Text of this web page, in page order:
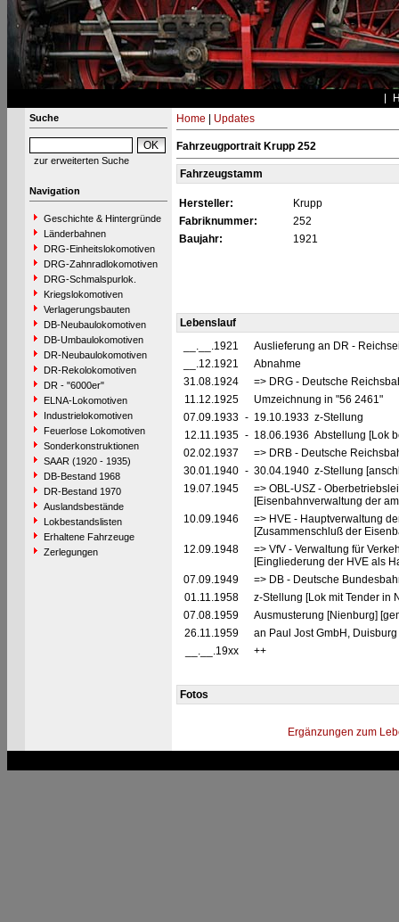
Suche
zur erweiterten Suche
Navigation
Geschichte & Hintergründe
Länderbahnen
DRG-Einheitslokomotiven
DRG-Zahnradlokomotiven
DRG-Schmalspurlok.
Kriegslokomotiven
Verlagerungsbauten
DB-Neubaulokomotiven
DB-Umbaulokomotiven
DR-Neubaulokomotiven
DR-Rekolokomotiven
DR - "6000er"
ELNA-Lokomotiven
Industrielokomotiven
Feuerlose Lokomotiven
Sonderkonstruktionen
SAAR (1920 - 1935)
DB-Bestand 1968
DR-Bestand 1970
Auslandsbestände
Lokbestandslisten
Erhaltene Fahrzeuge
Zerlegungen
Home Updates
Fahrzeugportrait Krupp 252
Fahrzeugstamm
Hersteller:
Krupp
Fabriknummer:
252
Baujahr:
1921
Lebenslauf
__.__.1921
Auslieferung an DR -
__.12.1921
Abnahme
31.08.1924
=> DRG - Deutsche
11.12.1925
Umzeichnung in "56 2461"
07.09.1933 - 19.10.1933 z-Stellung
12.11.1935 - 18.06.1936 Abstellung [Lok
02.02.1937
=> DRB - Deutsche
30.01.1940 - 30.04.1940 z-Stellung
19.07.1945
=> OBL-USZ -
[Eisenbahnverwaltung der
10.09.1946
=> HVE - Hauptverwaltung
[Zusammenschluß der
12.09.1948
=> VfV - Verwaltung für
[Eingliederung der HVE als
07.09.1949
=> DB - Deutsche
01.11.1958
z-Stellung [Lok mit Tender in
07.08.1959
Ausmusterung [Nienburg]
26.11.1959
an Paul Jost GmbH,
__.__.19xx
++
Fotos
Ergänzungen zum